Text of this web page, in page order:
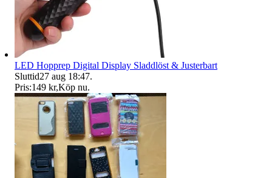
LED Hopprep Digital Display Sladdlöst & Justerbart
Sluttid27 aug 18:47.
Pris:149 kr,Köp nu.